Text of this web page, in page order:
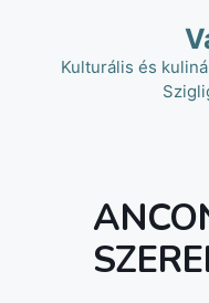
tartalombaKulturális és